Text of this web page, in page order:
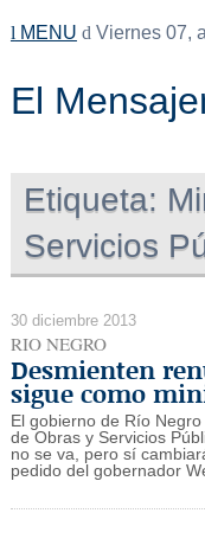
MENU Viernes 07,
El
Etiqueta:
Servicios
30 diciembre 2013
RIO NEGRO
Desmienten
sigue como
El gobierno de Río
de Obras y Servicios
no se va, pero sí
pedido del gobernador